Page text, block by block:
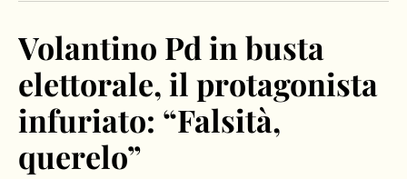
Volantino Pd in busta
elettorale, il protagonista
infuriato: “Falsità,
querelo”